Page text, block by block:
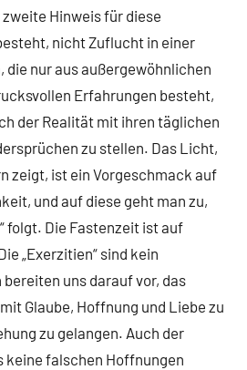
zweite Hinweis für diese
nicht Zuflucht in einer
die nur aus außergewöhnlichen
Erfahrungen besteht,
der Realität mit ihren täglichen
zu stellen. Das Licht,
zeigt, ist ein Vorgeschmack auf
und auf diese geht man zu,
folgt. Die Fastenzeit ist auf
„Exerzitien“ sind kein
uns darauf vor, das
Glaube, Hoffnung und Liebe zu
zu gelangen. Auch der
keine falschen Hoffnungen